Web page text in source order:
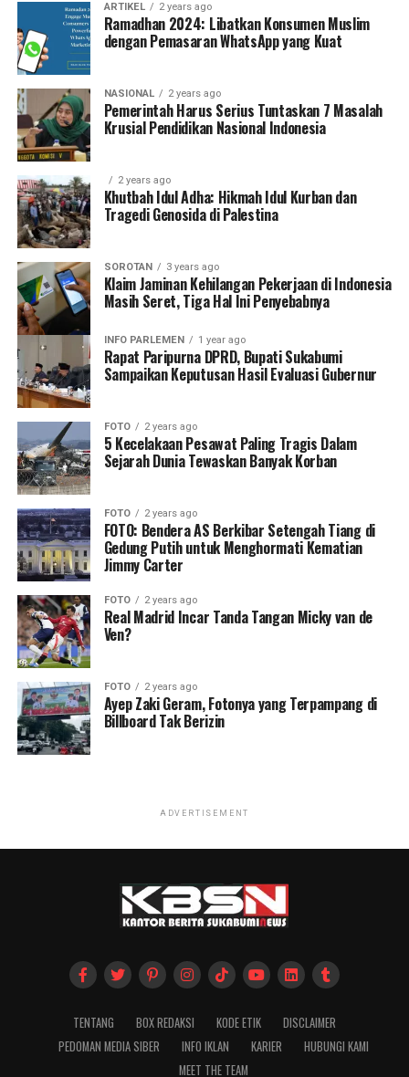
ARTIKEL 2 years ago
Ramadhan 2024: Libatkan Konsumen Muslim
dengan Pemasaran WhatsApp yang Kuat
NASIONAL 2 years ago
Pemerintah Harus Serius Tuntaskan 7 Masalah
Krusial Pendidikan Nasional Indonesia
2 years ago
Khutbah Idul Adha: Hikmah Idul Kurban dan
Tragedi Genosida di Palestina
SOROTAN 3 years ago
Klaim Jaminan Kehilangan Pekerjaan di Indonesia
Masih Seret, Tiga Hal Ini Penyebabnya
INFO PARLEMEN 1 year ago
Rapat Paripurna DPRD, Bupati Sukabumi
Sampaikan Keputusan Hasil Evaluasi Gubernur
FOTO 2 years ago
5 Kecelakaan Pesawat Paling Tragis Dalam
Sejarah Dunia Tewaskan Banyak Korban
FOTO 2 years ago
FOTO: Bendera AS Berkibar Setengah Tiang di
Gedung Putih untuk Menghormati Kematian
Jimmy Carter
FOTO 2 years ago
Real Madrid Incar Tanda Tangan Micky van de
Ven?
FOTO 2 years ago
Ayep Zaki Geram, Fotonya yang Terpampang di
Billboard Tak Berizin
ADVERTISEMENT
TENTANG BOX REDAKSI KODE ETIK
DISCLAIMER
PEDOMAN MEDIA SIBER
INFO IKLAN KARIER
HUBUNGI KAMI
MEET THE TEAM